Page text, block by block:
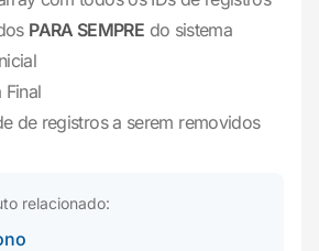
PARA SEMPRE do sistema
Final
de registros a serem removidos
relacionado: